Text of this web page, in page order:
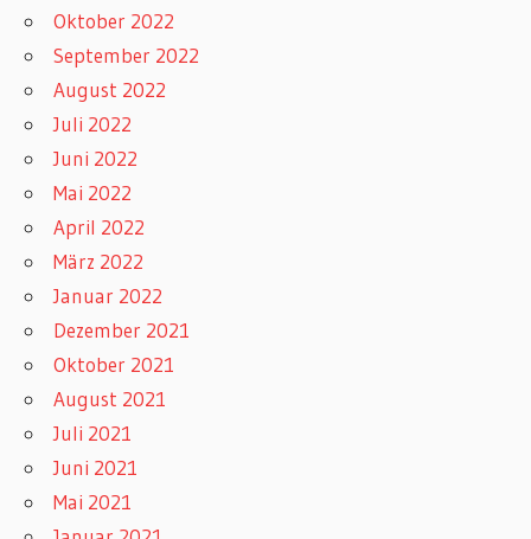
Oktober 2022
September 2022
August 2022
Juli 2022
Juni 2022
Mai 2022
April 2022
März 2022
Januar 2022
Dezember 2021
Oktober 2021
August 2021
Juli 2021
Juni 2021
Mai 2021